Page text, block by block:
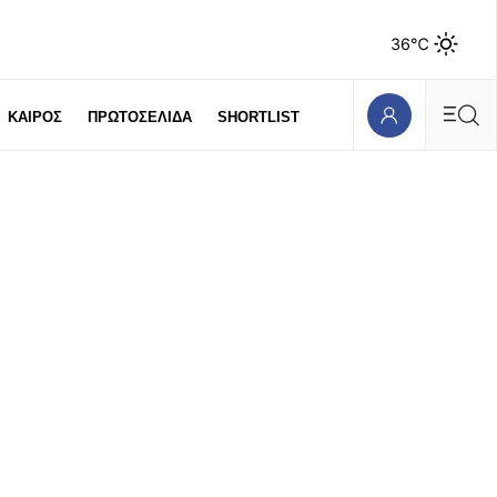
36℃
ΚΑΙΡΟΣ ΠΡΩΤΟΣΕΛΙΔΑ SHORTLIST